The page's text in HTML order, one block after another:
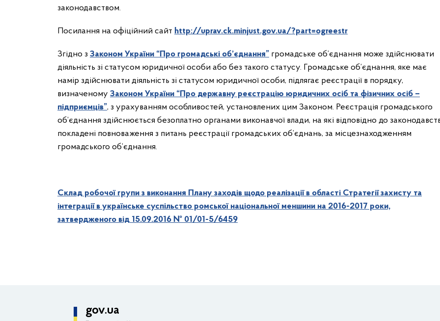
законодавством.
Посилання на офіційний сайт http://uprav.ck.minjust.gov.ua/?part=ogreestr
Згідно з Законом України “Про громадські об’єднання” громадське об’єднання може здійснювати
діяльність зі статусом юридичної особи або без такого статусу. Громадське об’єднання, яке має
намір здійснювати діяльність зі статусом юридичної особи, підлягає реєстрації в порядку,
визначеному Законом України “Про державну реєстрацію юридичних осіб та фізичних осіб –
підприємців”, з урахуванням особливостей, установлених цим Законом. Реєстрація громадського
об’єднання здійснюється безоплатно органами виконавчої влади, на які відповідно до
покладені повноваження з питань реєстрації громадських об’єднань, за місцезнаходженням
громадського об’єднання.
Склад робочої групи з виконання Плану заходів щодо реалізації в області Стратегії захисту та
інтеграції в українське суспільство ромської національної меншини на 2016-2017 роки,
затвердженого від 15.09.2016 № 01/01-5/6459
gov.ua